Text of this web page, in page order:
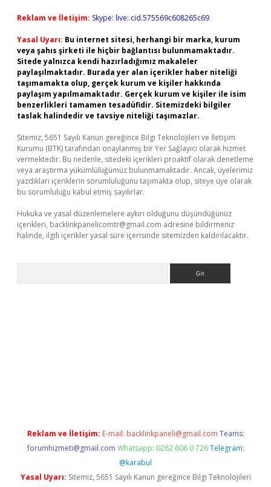
Reklam ve İletişim: Skype: live:.cid.575569c608265c69
Yasal Uyarı: Bu internet sitesi, herhangi bir marka, kurum
veya şahıs şirketi ile hiçbir bağlantısı bulunmamaktadır.
Sitede yalnızca kendi hazırladığımız makaleler
paylaşılmaktadır. Burada yer alan içerikler haber niteliği
taşımamakta olup, gerçek kurum ve kişiler hakkında
paylaşım yapılmamaktadır. Gerçek kurum ve kişiler ile isim
benzerlikleri tamamen tesadüfidir. Sitemizdeki bilgiler
taslak halindedir ve tavsiye niteliği taşımazlar.
Sitemiz, 5651 Sayılı Kanun gereğince Bilgi Teknolojileri ve İletişim
Kurumu (BTK) tarafından onaylanmış bir Yer Sağlayıcı olarak hizmet
vermektedir. Bu nedenle, sitedeki içerikleri proaktif olarak denetleme
veya araştırma yükümlülüğümüz bulunmamaktadır. Ancak, üyelerimiz
yazdıkları içeriklerin sorumluluğunu taşımakta olup, siteye üye olarak
bu sorumluluğu kabul etmiş sayılırlar.
Hukuka ve yasal düzenlemelere aykırı olduğunu düşündüğünüz
içerikleri, backlinkpanelicomtr@gmail.com adresine bildirmeniz
halinde, ilgili içerikler yasal süre içerisinde sitemizden kaldırılacaktır.
Reklam ve İletişim: E-mail: backlinkpaneli@gmail.com Teams:
forumhizmeti@gmail.com Whatsapp: 0262 606 0 726 Telegram:
@karabul
Yasal Uyarı: Sitemiz, 5651 Sayılı Kanun gereğince Bilgi Teknolojileri